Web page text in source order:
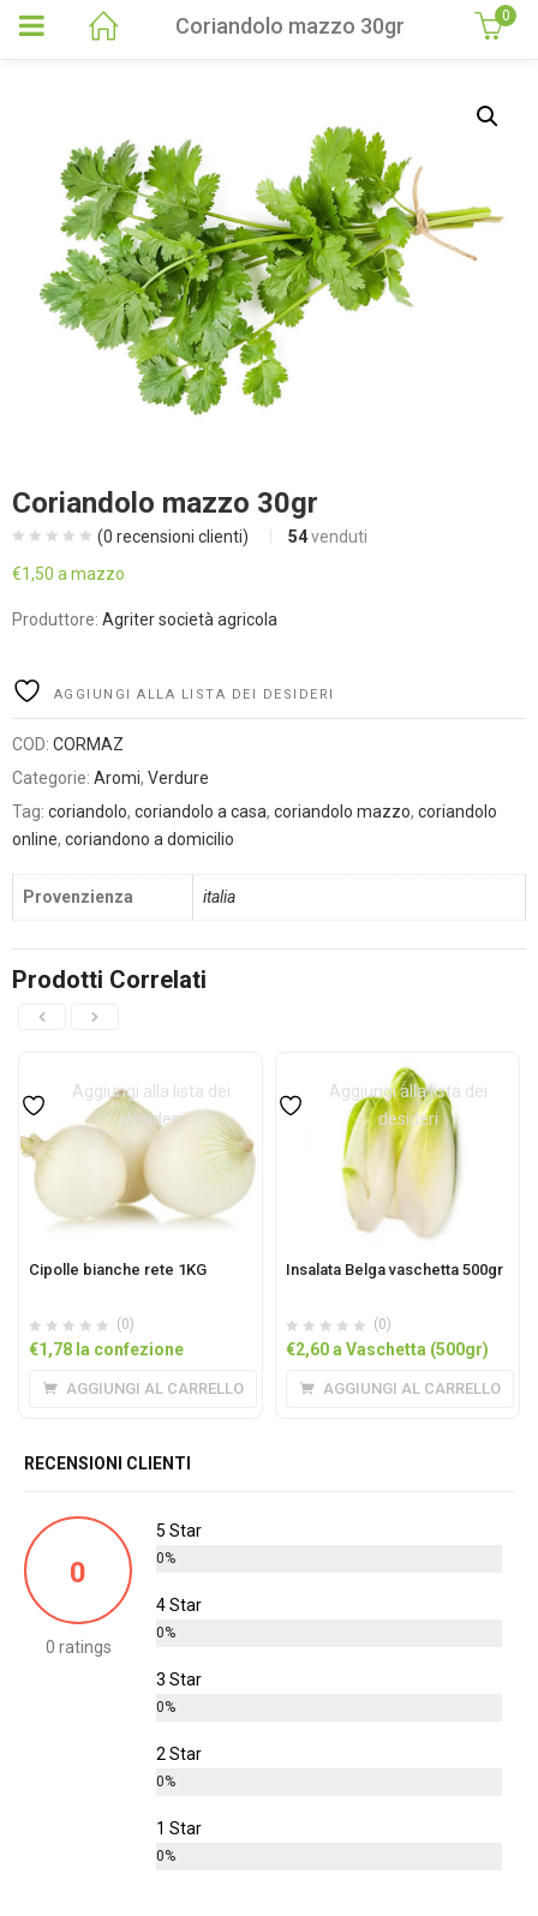
Coriandolo mazzo 30gr 0
Coriandolo mazzo 30gr
(0 recensioni clienti) 54 venduti
€1,50 a mazzo
Produttore: Agriter società agricola
Alternative:
AGGIUNGI ALLA LISTA DEI DESIDERI
COD: CORMAZ
Categorie: Aromi, Verdure
Tag: coriandolo, coriandolo a casa, coriandolo mazzo, coriandolo
online, coriandono a domicilio
Provenzienza italia
Prodotti Correlati
Aggiungi alla lista dei
desideri
Cipolle bianche rete 1KG
(0)
€1,78 la confezione
AGGIUNGI AL CARRELLO
Aggiungi alla lista dei
desideri
Insalata Belga vaschetta 500gr
(0)
€2,60a Vaschetta (500gr)
AGGIUNGI AL CARRELLO
RECENSIONI CLIENTI
0
0 ratings
5 Star
0%
4 Star
0%
3 Star
0%
2 Star
0%
1 Star
0%